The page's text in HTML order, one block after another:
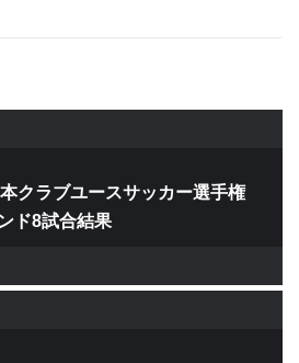
クラブユースサッカー選手権
ド8試合結果